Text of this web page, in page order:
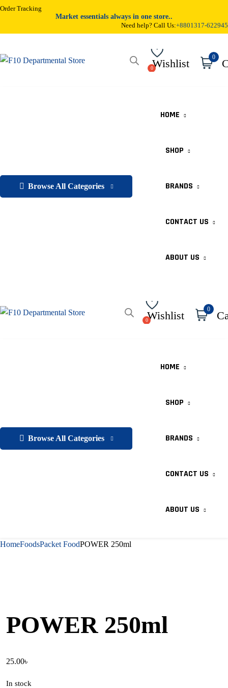
Order Tracking
Market essentials always in one store..
Need help? Call Us:+8801317-622945
Wishlist 0
Browse All Categories
HOME
SHOP
BRANDS
CONTACT US
ABOUT US
Wishlist 0
Browse All Categories
HOME
SHOP
BRANDS
CONTACT US
ABOUT US
HomeFoodsPacket FoodPOWER 250ml
POWER 250ml
25.00৳
In stock